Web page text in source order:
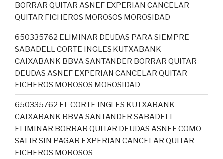
BORRAR QUITAR ASNEF EXPERIAN CANCELAR
QUITAR FICHEROS MOROSOS MOROSIDAD
650335762 ELIMINAR DEUDAS PARA SIEMPRE
SABADELL CORTE INGLES KUTXABANK
CAIXABANK BBVA SANTANDER BORRAR QUITAR
DEUDAS ASNEF EXPERIAN CANCELAR QUITAR
FICHEROS MOROSOS MOROSIDAD
650335762 EL CORTE INGLES KUTXABANK
CAIXABANK BBVA SANTANDER SABADELL
ELIMINAR BORRAR QUITAR DEUDAS ASNEF COMO
SALIR SIN PAGAR EXPERIAN CANCELAR QUITAR
FICHEROS MOROSOS